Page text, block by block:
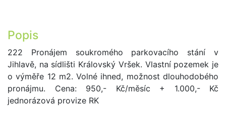
Popis
222 Pronájem soukromého parkovacího stání v
Jihlavě, na sídlišti Královský Vršek. Vlastní pozemek je
o výměře 12 m2. Volné ihned, možnost dlouhodobého
pronájmu. Cena: 950,- Kč/měsíc + 1.000,- Kč
jednorázová provize RK